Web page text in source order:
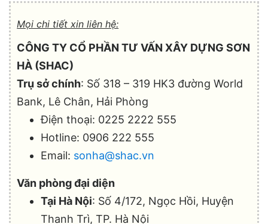
Mọi chi tiết xin liên hệ:
CÔNG TY CỔ PHẦN TƯ VẤN XÂY DỰNG SƠN
HÀ (SHAC)
Trụ sở chính: Số 318 – 319 HK3 đường World
Bank, Lê Chân, Hải Phòng
Điện thoại: 0225 2222 555
Hotline: 0906 222 555
Email: sonha@shac.vn
Văn phòng đại diện
Tại Hà Nội: Số 4/172, Ngọc Hồi, Huyện
Thanh Trì, TP. Hà Nội